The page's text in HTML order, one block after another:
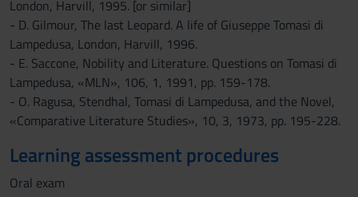
London, Harvill, 1995. [or similar]
- D. Gilmour, The last Leopard. A life of Giuseppe Tomasi di
Lampedusa, London, Harvill, 1996.
- E. Saccone, Nobility and Literature. Questions on Tomasi di
Lampedusa, «MLN», 106, 1, 1991, pp. 159-178.
- O. Ragusa, Stendhal, Tomasi di Lampedusa, and the Novel,
«Comparative Literature Studies», 10, 3, 1973, pp. 195-228.
Learning assessment procedures
Oral exam